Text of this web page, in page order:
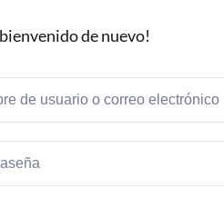
de nuevo!